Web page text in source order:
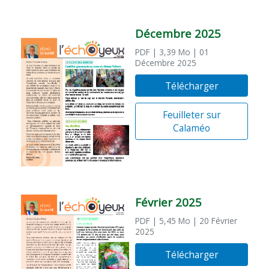
Décembre 2025
PDF | 3,39 Mo | 01
Décembre 2025
Télécharger
Feuilleter sur
Calaméo
Février 2025
PDF | 5,45 Mo | 20 Février
2025
Télécharger